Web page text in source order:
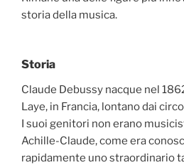
storia della musica.
Storia
Claude Debussy nacque nel
Laye, in Francia, lontano dai
I suoi genitori non erano
Achille-Claude, come era
rapidamente uno straordinario